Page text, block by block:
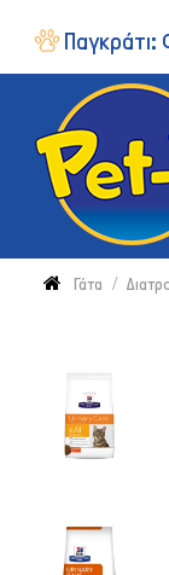
Παγκράτι:
Γάτα